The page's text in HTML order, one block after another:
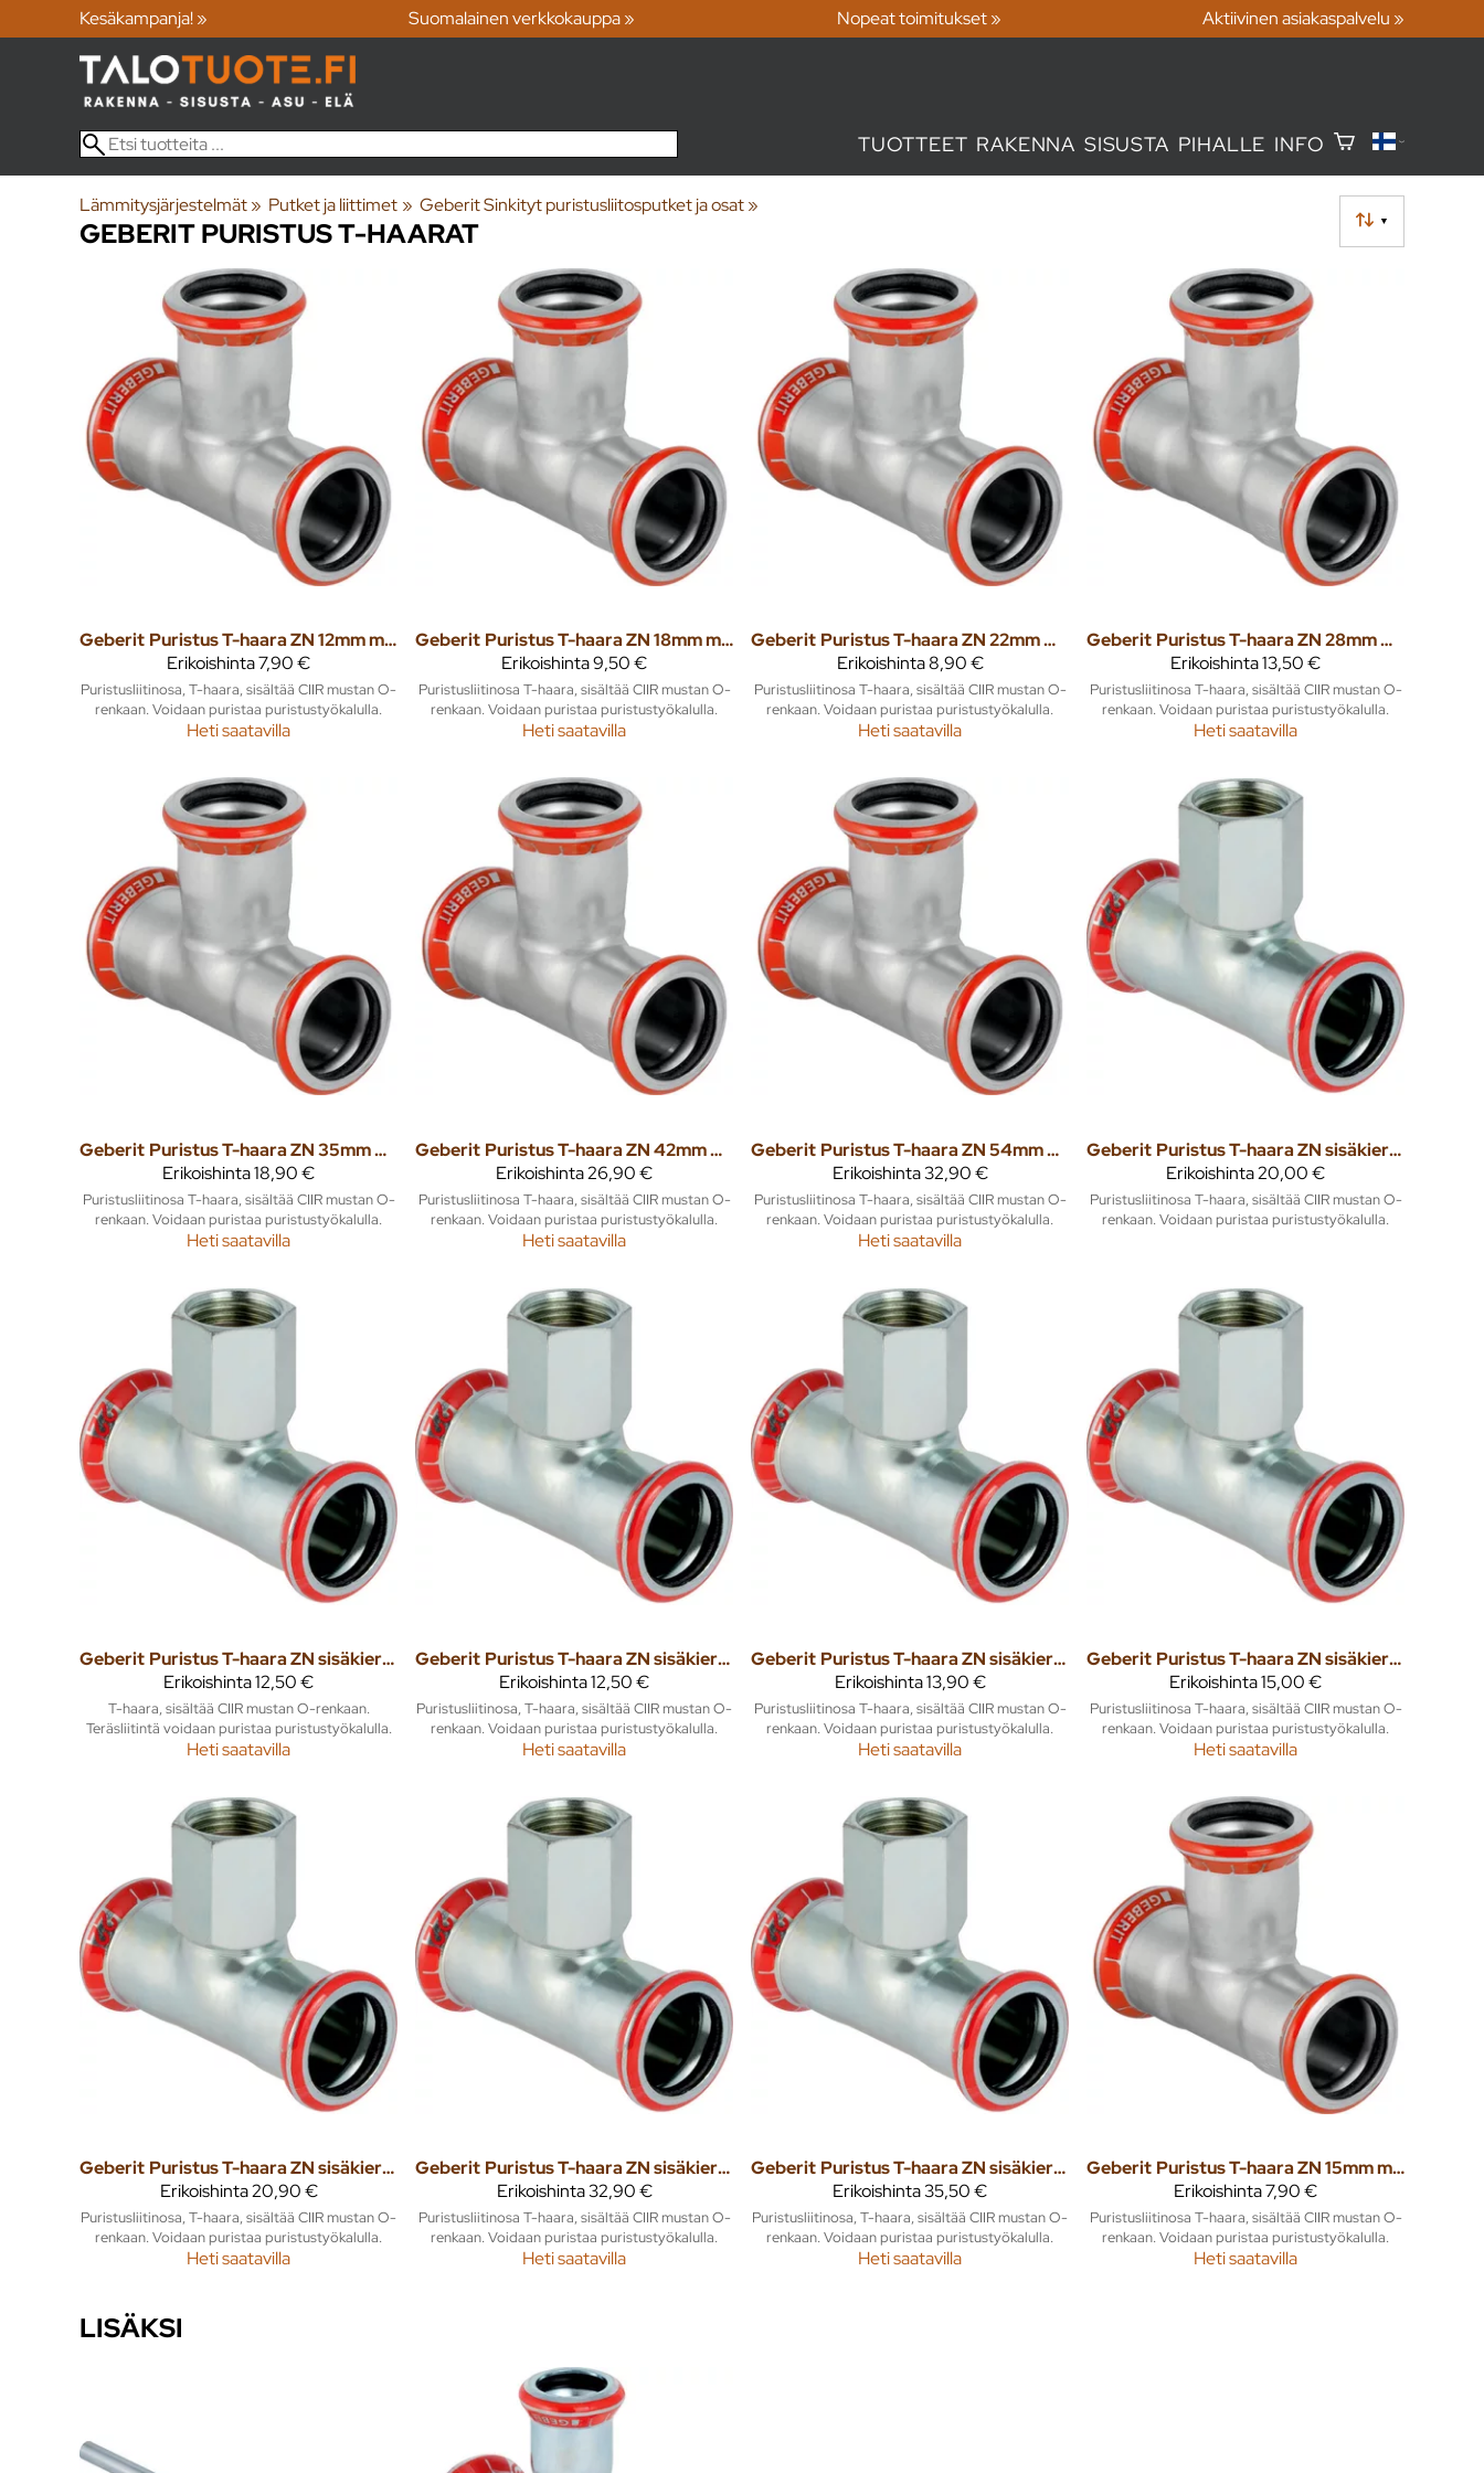
Kesäkampanja! » Suomalainen verkkokauppa » Nopeat toimitukset » Aktiivinen asiakaspalvelu »
TUOTTEET RAKENNA SISUSTA PIHALLE INFO
Lämmitysjärjestelmät‪» Putket ja liittimet ‪» Geberit Sinkityt puristusliitosputket ja osat ‪»
▼
GEBERIT PURISTUS T-HAARAT
Geberit
Puristus T-haara ZN 12mm mapress
Erikoishinta7,90 €
Puristusliitinosa, T-haara, sisältää CIIR mustan O-
renkaan. Voidaan puristaa puristustyökalulla.
Heti saatavilla
Geberit
Puristus T-haara ZN 18mm mapress
Erikoishinta9,50 €
Puristusliitinosa T-haara, sisältää CIIR mustan O-
renkaan. Voidaan puristaa puristustyökalulla.
Heti saatavilla
Geberit
Puristus T-haara ZN 22mm mapress
Erikoishinta8,90 €
Puristusliitinosa T-haara, sisältää CIIR mustan O-
renkaan. Voidaan puristaa puristustyökalulla.
Heti saatavilla
Geberit
Puristus T-haara ZN 28mm mapress
Erikoishinta13,50 €
Puristusliitinosa T-haara, sisältää CIIR mustan O-
renkaan. Voidaan puristaa puristustyökalulla.
Heti saatavilla
Geberit
Puristus T-haara ZN 35mm mapress
Erikoishinta18,90 €
Puristusliitinosa T-haara, sisältää CIIR mustan O-
renkaan. Voidaan puristaa puristustyökalulla.
Heti saatavilla
Geberit
Puristus T-haara ZN 42mm mapress
Erikoishinta26,90 €
Puristusliitinosa T-haara, sisältää CIIR mustan O-
renkaan. Voidaan puristaa puristustyökalulla.
Heti saatavilla
Geberit
Puristus T-haara ZN 54mm mapress
Erikoishinta32,90 €
Puristusliitinosa T-haara, sisältää CIIR mustan O-
renkaan. Voidaan puristaa puristustyökalulla.
Heti saatavilla
Geberit
Puristus T-haara ZN sisäkierteellä 12mm x 1/2" x 12mm mapress
Erikoishinta20,00 €
Puristusliitinosa T-haara, sisältää CIIR mustan O-
renkaan. Voidaan puristaa puristustyökalulla.
Geberit
Puristus T-haara ZN sisäkierteellä 15mm x 1/2" x 15mm mapress
Erikoishinta12,50 €
T-haara, sisältää CIIR mustan O-renkaan.
Teräsliitintä voidaan puristaa puristustyökalulla.
Heti saatavilla
Geberit
Puristus T-haara ZN sisäkierteellä 18mm x 1/2" x 18mm mapress
Erikoishinta12,50 €
Puristusliitinosa, T-haara, sisältää CIIR mustan O-
renkaan. Voidaan puristaa puristustyökalulla.
Heti saatavilla
Geberit
Puristus T-haara ZN sisäkierteellä 22mm x 1/2" x 22mm mapress
Erikoishinta13,90 €
Puristusliitinosa T-haara, sisältää CIIR mustan O-
renkaan. Voidaan puristaa puristustyökalulla.
Heti saatavilla
Geberit
Puristus T-haara ZN sisäkierteellä 28mm x 1/2" x 28mm mapress
Erikoishinta15,00 €
Puristusliitinosa T-haara, sisältää CIIR mustan O-
renkaan. Voidaan puristaa puristustyökalulla.
Heti saatavilla
Geberit
Puristus T-haara ZN sisäkierteellä 35mm x 1/2" x 35mm mapress
Erikoishinta20,90 €
Puristusliitinosa, T-haara, sisältää CIIR mustan O-
renkaan. Voidaan puristaa puristustyökalulla.
Heti saatavilla
Geberit
Puristus T-haara ZN sisäkierteellä 42mm x 1/2" x 42mm mapress
Erikoishinta32,90 €
Puristusliitinosa T-haara, sisältää CIIR mustan O-
renkaan. Voidaan puristaa puristustyökalulla.
Heti saatavilla
Geberit
Puristus T-haara ZN sisäkierteellä 54mm x 1/2" x 54mm mapress
Erikoishinta35,50 €
Puristusliitinosa, T-haara, sisältää CIIR mustan O-
renkaan. Voidaan puristaa puristustyökalulla.
Heti saatavilla
Geberit
Puristus T-haara ZN 15mm mapress
Erikoishinta7,90 €
Puristusliitinosa T-haara, sisältää CIIR mustan O-
renkaan. Voidaan puristaa puristustyökalulla.
Heti saatavilla
LISÄKSI